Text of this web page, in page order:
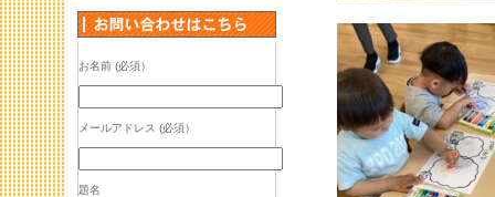
お名前 (必須）
メールアドレス (必須）
題名